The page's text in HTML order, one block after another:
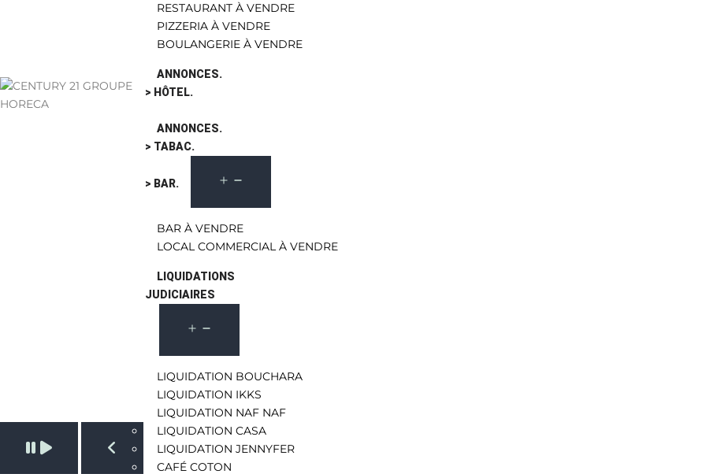
RESTAURANT À VENDRE
PIZZERIA À VENDRE
BOULANGERIE À VENDRE
ANNONCES.
> HÔTEL.
ANNONCES.
> TABAC.
> BAR.
BAR À VENDRE
LOCAL COMMERCIAL À VENDRE
LIQUIDATIONS
JUDICIAIRES
LIQUIDATION BOUCHARA
LIQUIDATION IKKS
LIQUIDATION NAF NAF
LIQUIDATION CASA
LIQUIDATION JENNYFER
CAFÉ COTON
Pause slide rotation